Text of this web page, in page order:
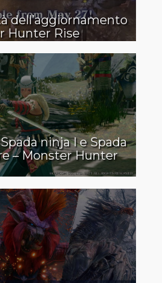
dell’aggiornamento
Hunter Rise
ninja I e Spada
– Monster Hunter